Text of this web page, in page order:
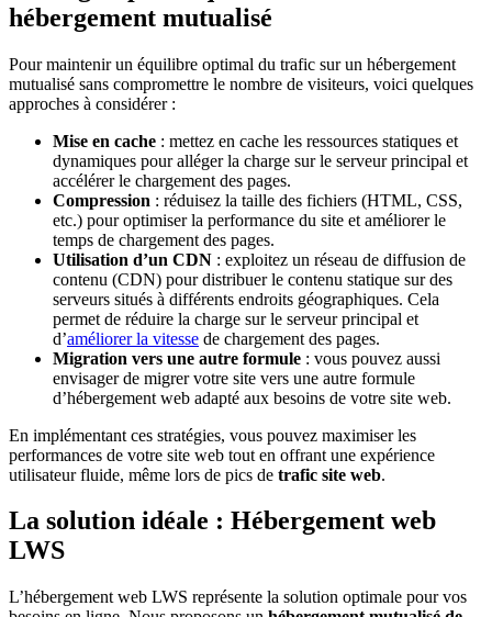
hébergement mutualisé
Pour maintenir un équilibre optimal du trafic sur un hébergement
mutualisé sans compromettre le nombre de visiteurs, voici quelques
approches à considérer :
Mise en cache : mettez en cache les ressources statiques et
dynamiques pour alléger la charge sur le serveur principal et
accélérer le chargement des pages.
Compression : réduisez la taille des fichiers (HTML, CSS,
etc.) pour optimiser la performance du site et améliorer le
temps de chargement des pages.
Utilisation d’un CDN : exploitez un réseau de diffusion de
contenu (CDN) pour distribuer le contenu statique sur des
serveurs situés à différents endroits géographiques. Cela
permet de réduire la charge sur le serveur principal et
d’améliorer la vitesse de chargement des pages.
Migration vers une autre formule : vous pouvez aussi
envisager de migrer votre site vers une autre formule
d’hébergement web adapté aux besoins de votre site web.
En implémentant ces stratégies, vous pouvez maximiser les
performances de votre site web tout en offrant une expérience
utilisateur fluide, même lors de pics de trafic site web.
La solution idéale : Hébergement web
LWS
L’hébergement web LWS représente la solution optimale pour vos